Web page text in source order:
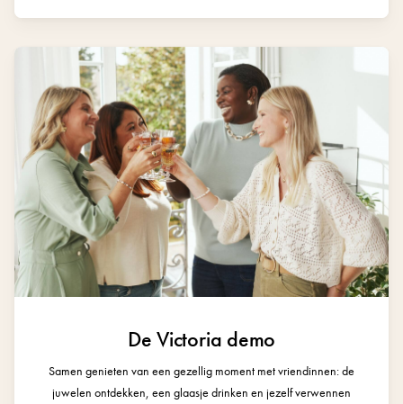
De Victoria demo
Samen genieten van een gezellig moment met vriendinnen: de
juwelen ontdekken, een glaasje drinken en jezelf verwennen